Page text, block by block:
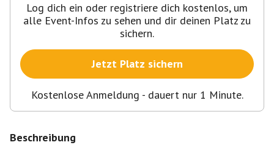
Log dich ein oder registriere dich kostenlos, um
alle Event-Infos zu sehen und dir deinen Platz zu
sichern.
Jetzt Platz sichern
Kostenlose Anmeldung - dauert nur 1 Minute.
Beschreibung